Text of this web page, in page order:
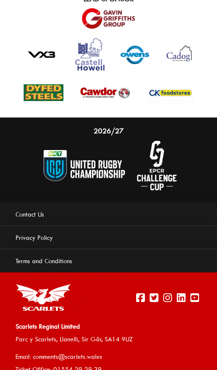
experience on our website.
2026/27
Contact Us
Privacy Policy
Terms and Conditions
Scarlets Reginal Limited
Parc y Scarlets, Llanelli, Sir Gâr, SA14 9UZ
Email: comments@scarlets.wales